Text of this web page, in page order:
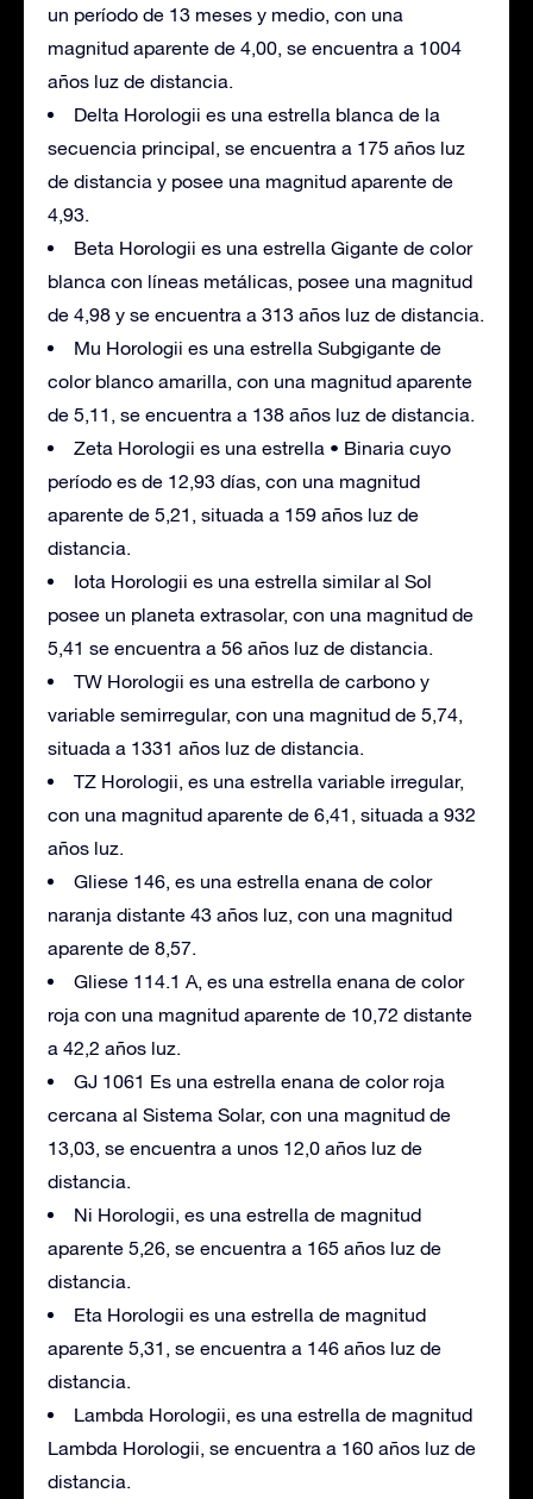
un período de 13 meses y medio, con una
magnitud aparente de 4,00, se encuentra a 1004
años luz de distancia.
Delta Horologii es una estrella blanca de la
secuencia principal, se encuentra a 175 años luz
de distancia y posee una magnitud aparente de
4,93.
Beta Horologii es una estrella Gigante de color
blanca con líneas metálicas, posee una magnitud
de 4,98 y se encuentra a 313 años luz de distancia.
Mu Horologii es una estrella Subgigante de
color blanco amarilla, con una magnitud aparente
de 5,11, se encuentra a 138 años luz de distancia.
Zeta Horologii es una estrella • Binaria cuyo
período es de 12,93 días, con una magnitud
aparente de 5,21, situada a 159 años luz de
distancia.
Iota Horologii es una estrella similar al Sol
posee un planeta extrasolar, con una magnitud de
5,41 se encuentra a 56 años luz de distancia.
TW Horologii es una estrella de carbono y
variable semirregular, con una magnitud de 5,74,
situada a 1331 años luz de distancia.
TZ Horologii, es una estrella variable irregular,
con una magnitud aparente de 6,41, situada a 932
años luz.
Gliese 146, es una estrella enana de color
naranja distante 43 años luz, con una magnitud
aparente de 8,57.
Gliese 114.1 A, es una estrella enana de color
roja con una magnitud aparente de 10,72 distante
a 42,2 años luz.
GJ 1061 Es una estrella enana de color roja
cercana al Sistema Solar, con una magnitud de
13,03, se encuentra a unos 12,0 años luz de
distancia.
Ni Horologii, es una estrella de magnitud
aparente 5,26, se encuentra a 165 años luz de
distancia.
Eta Horologii es una estrella de magnitud
aparente 5,31, se encuentra a 146 años luz de
distancia.
Lambda Horologii, es una estrella de magnitud
Lambda Horologii, se encuentra a 160 años luz de
distancia.